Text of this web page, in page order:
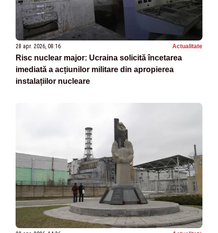
28 apr. 2026, 08:16 Actualitate
Risc nuclear major: Ucraina solicită încetarea
imediată a acțiunilor militare din apropierea
instalațiilor nucleare